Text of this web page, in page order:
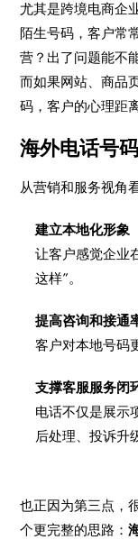
尤其是跨境电商企
陌生号码，客户常
营？出了问题能不
而如果网站、商品
码，客户的心理距
海外电话号
从营销和服务视角
建立本地化形象
让客户感觉企业
这样”。
提高咨询和接通
客户对本地号码
支撑客服服务闭
电话不仅是展示
后处理、投诉升
也正因为第三点，
个更完整的思路：